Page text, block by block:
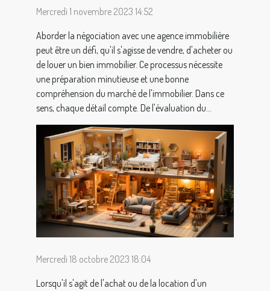
Mercredi 1 novembre 2023 14:52
Aborder la négociation avec une agence immobilière
peut être un défi, qu'il s'agisse de vendre, d'acheter ou
de louer un bien immobilier. Ce processus nécessite
une préparation minutieuse et une bonne
compréhension du marché de l'immobilier. Dans ce
sens, chaque détail compte. De l'évaluation du...
Mercredi 18 octobre 2023 18:04
Lorsqu'il s'agit de l'achat ou de la location d'un